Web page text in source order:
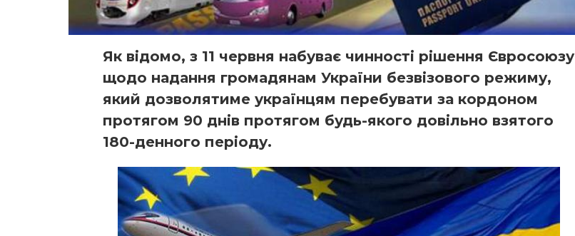
Як відомо, з 11 червня набуває чинності рішення Євросоюзу
щодо надання громадянам України безвізового режиму,
який дозволятиме українцям перебувати за кордоном
протягом 90 днів протягом будь-якого довільно взятого
180-денного періоду.